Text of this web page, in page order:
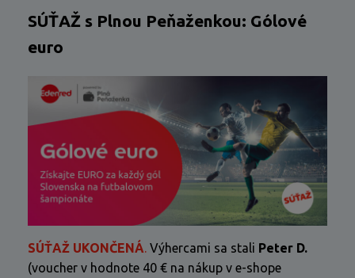
SÚŤAŽ s Plnou Peňaženkou: Gólové
euro
SÚŤAŽ UKONČENÁ. Výhercami sa stali Peter D.
(voucher v hodnote 40 € na nákup v e-shope